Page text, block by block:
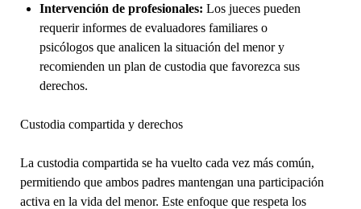
Intervención de profesionales: Los jueces pueden
requerir informes de evaluadores familiares o
psicólogos que analicen la situación del menor y
recomienden un plan de custodia que favorezca sus
derechos.
Custodia compartida y derechos
La custodia compartida se ha vuelto cada vez más común,
permitiendo que ambos padres mantengan una participación
activa en la vida del menor. Este enfoque que respeta los